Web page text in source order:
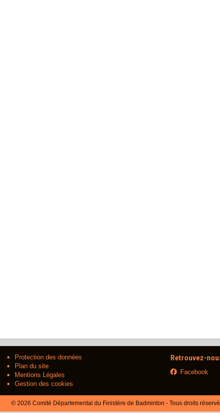
Protection des données
Plan du site
Mentions Légales
Gestion des cookies
Retrouvez-
Facebook
© 2026 Comité Départemental du Finistère de Badminton - Tous droits